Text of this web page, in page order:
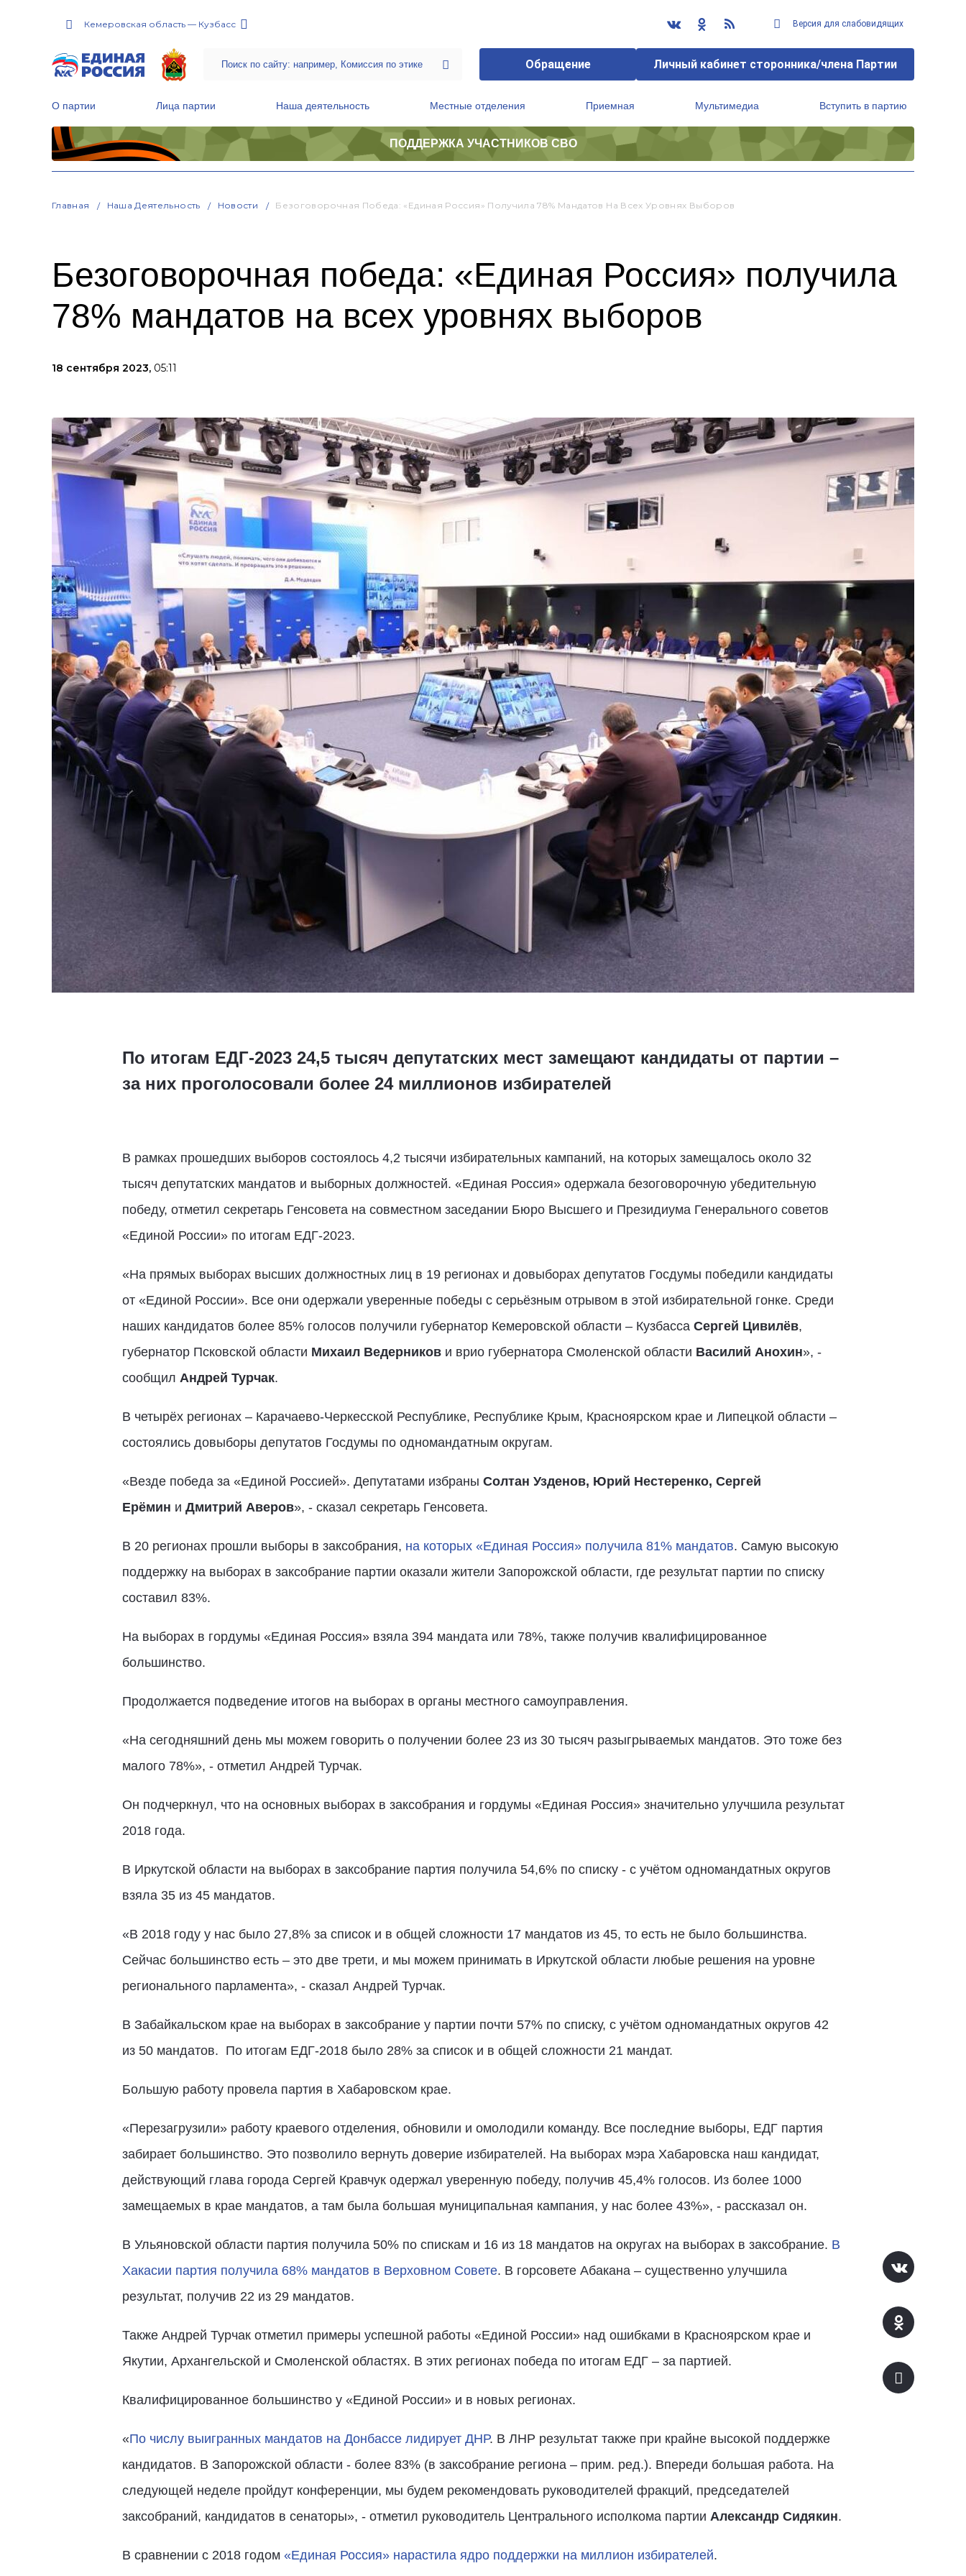
Кемеровская область — Кузбасс Версия для слабовидящих
Обращение Личный кабинет сторонника/члена Партии
О партии Лица партии Наша деятельность Местные отделения Приемная Мультимедиа Вступить в партию
ПОДДЕРЖКА УЧАСТНИКОВ СВО
Главная Наша Деятельность Новости Безоговорочная Победа: «Единая Россия» Получила 78% Мандатов На Всех Уровнях Выборов
Безоговорочная победа: «Единая Россия» получила
78% мандатов на всех уровнях выборов
18 сентября 2023, 05:11
По итогам ЕДГ-2023 24,5 тысяч депутатских мест замещают кандидаты от партии –
за них проголосовали более 24 миллионов избирателей
В рамках прошедших выборов состоялось 4,2 тысячи избирательных кампаний, на которых замещалось около 32
тысяч депутатских мандатов и выборных должностей. «Единая Россия» одержала безоговорочную убедительную
победу, отметил секретарь Генсовета на совместном заседании Бюро Высшего и Президиума Генерального советов
«Единой России» по итогам ЕДГ-2023.
«На прямых выборах высших должностных лиц в 19 регионах и довыборах депутатов Госдумы победили кандидаты
от «Единой России». Все они одержали уверенные победы с серьёзным отрывом в этой избирательной гонке. Среди
наших кандидатов более 85% голосов получили губернатор Кемеровской области – Кузбасса Сергей Цивилёв,
губернатор Псковской области Михаил Ведерников и врио губернатора Смоленской области Василий Анохин», -
сообщил Андрей Турчак.
В четырёх регионах – Карачаево-Черкесской Республике, Республике Крым, Красноярском крае и Липецкой области –
состоялись довыборы депутатов Госдумы по одномандатным округам.
«Везде победа за «Единой Россией». Депутатами избраны Солтан Узденов, Юрий Нестеренко, Сергей
Ерёмин и Дмитрий Аверов», - сказал секретарь Генсовета.
В 20 регионах прошли выборы в заксобрания, на которых «Единая Россия» получила 81% мандатов. Самую высокую
поддержку на выборах в заксобрание партии оказали жители Запорожской области, где результат партии по списку
составил 83%.
На выборах в гордумы «Единая Россия» взяла 394 мандата или 78%, также получив квалифицированное
большинство.
Продолжается подведение итогов на выборах в органы местного самоуправления.
«На сегодняшний день мы можем говорить о получении более 23 из 30 тысяч разыгрываемых мандатов. Это тоже без
малого 78%», - отметил Андрей Турчак.
Он подчеркнул, что на основных выборах в заксобрания и гордумы «Единая Россия» значительно улучшила результат
2018 года.
В Иркутской области на выборах в заксобрание партия получила 54,6% по списку - с учётом одномандатных округов
взяла 35 из 45 мандатов.
«В 2018 году у нас было 27,8% за список и в общей сложности 17 мандатов из 45, то есть не было большинства.
Сейчас большинство есть – это две трети, и мы можем принимать в Иркутской области любые решения на уровне
регионального парламента», - сказал Андрей Турчак.
В Забайкальском крае на выборах в заксобрание у партии почти 57% по списку, с учётом одномандатных округов 42
из 50 мандатов. По итогам ЕДГ-2018 было 28% за список и в общей сложности 21 мандат.
Большую работу провела партия в Хабаровском крае.
«Перезагрузили» работу краевого отделения, обновили и омолодили команду. Все последние выборы, ЕДГ партия
забирает большинство. Это позволило вернуть доверие избирателей. На выборах мэра Хабаровска наш кандидат,
действующий глава города Сергей Кравчук одержал уверенную победу, получив 45,4% голосов. Из более 1000
замещаемых в крае мандатов, а там была большая муниципальная кампания, у нас более 43%», - рассказал он.
В Ульяновской области партия получила 50% по спискам и 16 из 18 мандатов на округах на выборах в заксобрание. В
Хакасии партия получила 68% мандатов в Верховном Совете. В горсовете Абакана – существенно улучшила
результат, получив 22 из 29 мандатов.
Также Андрей Турчак отметил примеры успешной работы «Единой России» над ошибками в Красноярском крае и
Якутии, Архангельской и Смоленской областях. В этих регионах победа по итогам ЕДГ – за партией.
Квалифицированное большинство у «Единой России» и в новых регионах.
«По числу выигранных мандатов на Донбассе лидирует ДНР. В ЛНР результат также при крайне высокой поддержке
кандидатов. В Запорожской области - более 83% (в заксобрание региона – прим. ред.). Впереди большая работа. На
следующей неделе пройдут конференции, мы будем рекомендовать руководителей фракций, председателей
заксобраний, кандидатов в сенаторы», - отметил руководитель Центрального исполкома партии Александр Сидякин.
В сравнении с 2018 годом «Единая Россия» нарастила ядро поддержки на миллион избирателей.